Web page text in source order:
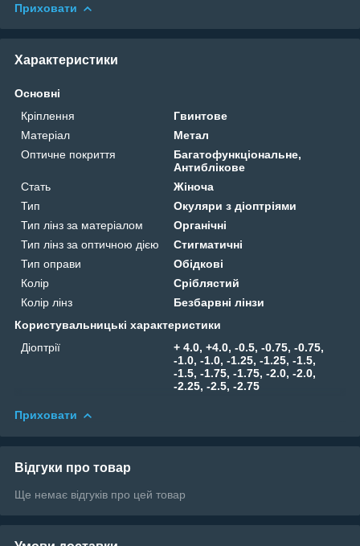
Приховати
Характеристики
Основні
Кріплення
Гвинтове
Матеріал
Метал
Оптичне покриття
Багатофункціональне,
Антиблікове
Стать
Жіноча
Тип
Окуляри з діоптріями
Тип лінз за матеріалом
Органічні
Тип лінз за оптичною дією
Стигматичні
Тип оправи
Обідкові
Колір
Сріблястий
Колір лінз
Безбарвні лінзи
Користувальницькі характеристики
Діоптрії
+ 4.0, +4.0, -0.5, -0.75, -0.75,
-1.0, -1.0, -1.25, -1.25, -1.5,
-1.5, -1.75, -1.75, -2.0, -2.0,
-2.25, -2.5, -2.75
Приховати
Відгуки про товар
Ще немає відгуків про цей товар